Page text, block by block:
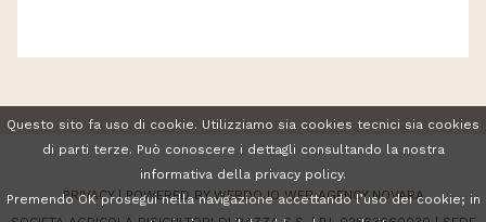
PRIVACY| POWERED BYWEBDOJO WEB AGENCY NOVARA
Questo sito fa uso di cookie. Utilizziamo sia cookies tecnici sia cookies
di parti terze. Può conoscere i dettagli consultando la nostra
informativa della privacy policy.
Premendo OK prosegui nella navigazione accettando l’uso dei cookie; in